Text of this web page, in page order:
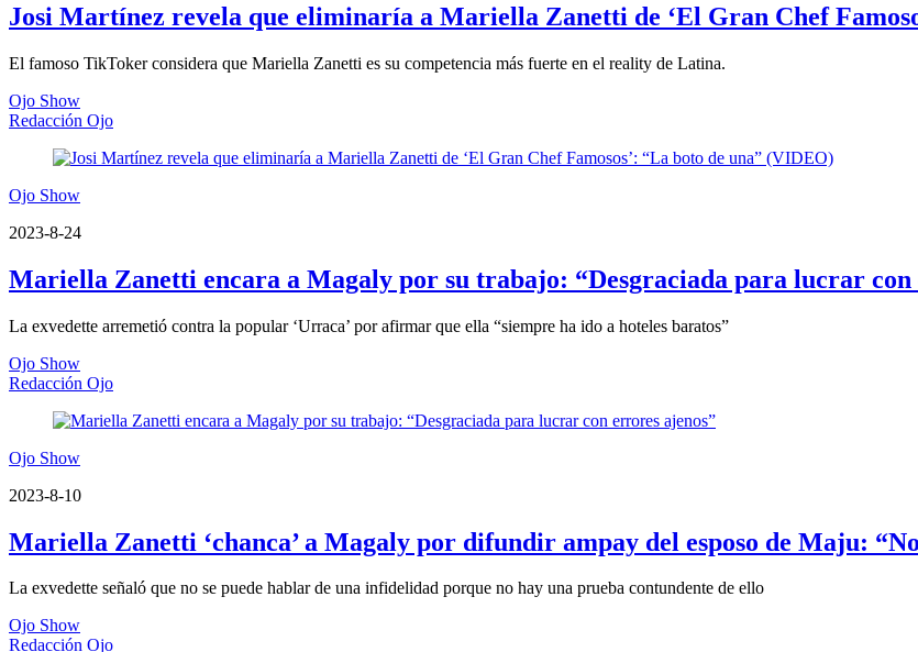
Josi Martínez revela que eliminaría a Mariella Zanetti de ‘El Gran Chef
El famoso TikToker considera que Mariella Zanetti es su competencia más fuerte en el reality de Latina.
Ojo Show
Redacción Ojo
Ojo Show
2023-8-24
Mariella Zanetti encara a Magaly por su trabajo: “Desgraciada para lucrar con
La exvedette arremetió contra la popular ‘Urraca’ por afirmar que ella “siempre ha ido a hoteles baratos”
Ojo Show
Redacción Ojo
Ojo Show
2023-8-10
Mariella Zanetti ‘chanca’ a Magaly por difundir ampay del esposo de Maju:
La exvedette señaló que no se puede hablar de una infidelidad porque no hay una prueba contundente de ello
Ojo Show
Redacción Ojo